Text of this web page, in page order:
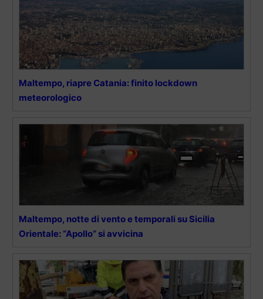
Maltempo, riapre Catania: finito lockdown
meteorologico
Maltempo, notte di vento e temporali su Sicilia
Orientale: “Apollo” si avvicina